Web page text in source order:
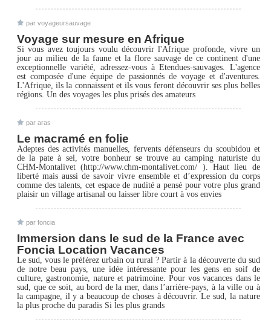
par voyageursauvage
Voyage sur mesure en Afrique
Si vous avez toujours voulu découvrir l'Afrique profonde, vivre un
jour au milieu de la faune et la flore sauvage de ce continent d'une
exceptionnelle variété, adressez-vous à Etendues-sauvages. L'agence
est composée d'une équipe de passionnés de voyage et d'aventures.
L'Afrique, ils la connaissent et ils vous feront découvrir ses plus belles
régions. Un des voyages les plus prisés des amateurs
par aras
Le macramé en folie
Adeptes des activités manuelles, fervents défenseurs du scoubidou et
de la pate à sel, votre bonheur se trouve au camping naturiste du
CHM-Montalivet (http://www.chm-montalivet.com/ ). Haut lieu de
liberté mais aussi de savoir vivre ensemble et d’expression du corps
comme des talents, cet espace de nudité a pensé pour votre plus grand
plaisir un village artisanal ou laisser libre court à vos envies
par foncia
Immersion dans le sud de la France avec
Foncia Location Vacances
Le sud, vous le préférez urbain ou rural ? Partir à la découverte du sud
de notre beau pays, une idée intéressante pour les gens en soif de
culture, gastronomie, nature et patrimoine. Pour vos vacances dans le
sud, que ce soit, au bord de la mer, dans l’arrière-pays, à la ville ou à
la campagne, il y a beaucoup de choses à découvrir. Le sud, la nature
la plus proche du paradis Si les plus grands